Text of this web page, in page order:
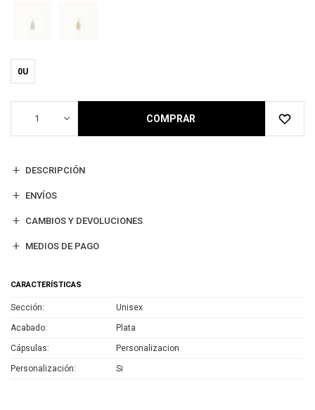
0U
1 COMPRAR
DESCRIPCIÓN
ENVÍOS
CAMBIOS Y DEVOLUCIONES
MEDIOS DE PAGO
CARACTERÍSTICAS
Sección Unisex
Acabado Plata
Cápsulas Personalizacion
Personalización Si